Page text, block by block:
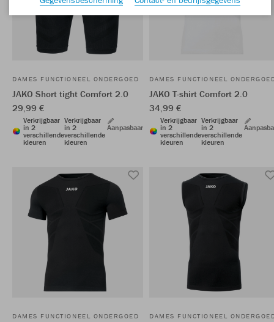
DAMES FUNCTIONEEL ONDERGOED
JAKO Short tight Comfort 2.0
29,99 €
Verkrijgbaar
in 2
verschillende
kleuren
Verkrijgbaar
in 2
verschillende
kleuren
Aanpasbaar
DAMES FUNCTIONEEL
JAKO T-shirt Comfort 2.0
34,99 €
Verkrijgbaar
in 2
verschillende
kleuren
Verkrijgbaar
in 2
verschillende
kleuren
DAMES FUNCTIONEEL ONDERGOED DAMES FUNCTIONEEL